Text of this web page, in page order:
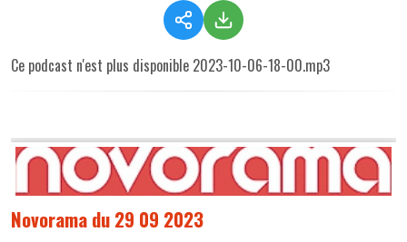
Ce podcast n'est plus disponible 2023-10-06-18-00.mp3
Novorama du 29 09 2023